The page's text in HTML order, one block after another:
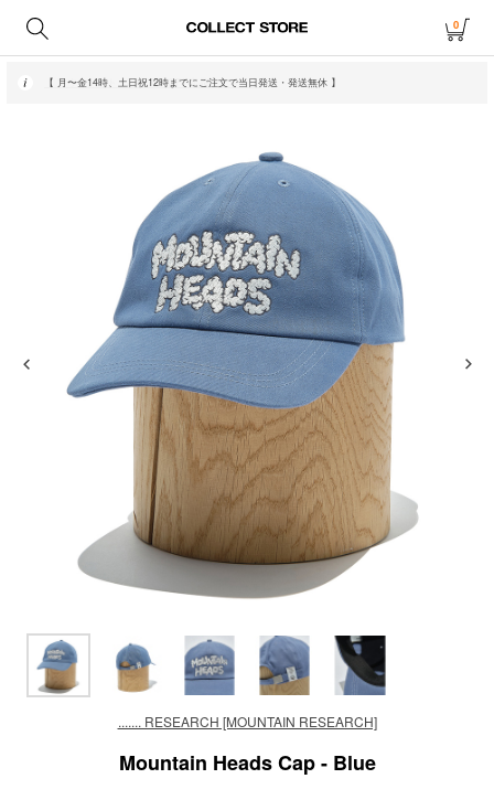
0
【 月〜金14時、土日祝12時までにご注文で当日発送・発送無休 】
【 アウトレット・20〜70%OFF商品はこちら 】
【 月〜金14時、土日祝12時までにご注文で当日発送・発送無休 】
....... RESEARCH [MOUNTAIN RESEARCH]
Mountain Heads Cap - Blue